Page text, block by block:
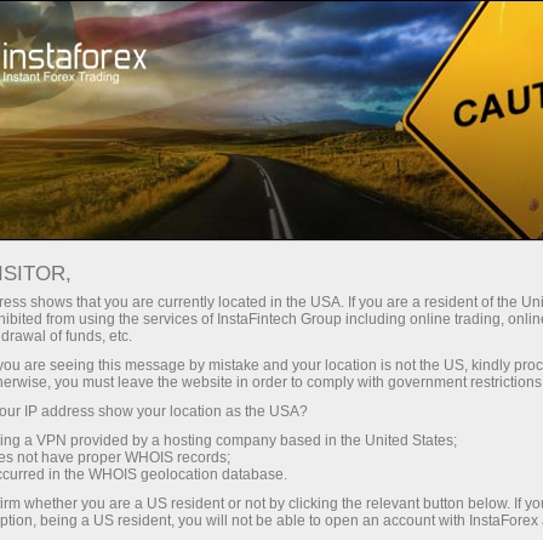
สำหรับเทรดเดอร์
การวิเคราะห์ฟอเร็กซ์
13.04.2026 01:09 PM
GBP/USD: เคล็ดลับสำหรับเทรดเดอร์มือ
ใหม่ประจำวันที่ 13 เมษายน (ช่วงตลาด
สหรัฐฯ)
shows that you are currently located in the USA. If you are a resident of the
from using the services of InstaFintech Group including online trading,
of funds, etc.
are seeing this message by mistake and your location is not the US, kindly
you must leave the website in order to comply with government
IP address show your location as the USA?
a VPN provided by a hosting company based in the United States;
not have proper WHOIS records;
in the WHOIS geolocation database.
whether you are a US resident or not by clicking the relevant button below. If
being a US resident, you will not be able to open an account with InstaForex